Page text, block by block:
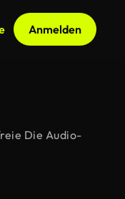
Anmelden
Die Audio-